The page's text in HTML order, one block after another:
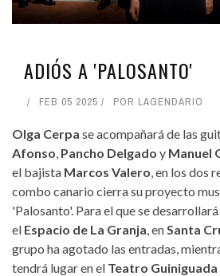
ADIÓS A 'PALOSANTO'
FEB 05 2025 POR LAGENDARIO
Olga Cerpa se acompañará de las
Afonso, Pancho Delgado y Manuel
el bajista Marcos Valero, en los dos
combo canario cierra su proyecto
'Palosanto'. Para el que se
el Espacio de La Granja, enSanta
grupo ha agotado las entradas,
tendrá lugar en el Teatro Guiniguada